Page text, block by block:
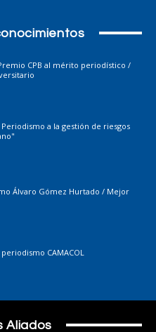
CPB al mérito periodístico /
a la gestión de riesgos
Álvaro Gómez Hurtado / Mejor
CAMACOL
Aliados